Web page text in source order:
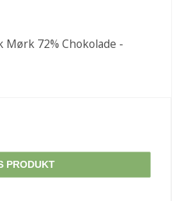
72% Chokolade -
PRODUKT